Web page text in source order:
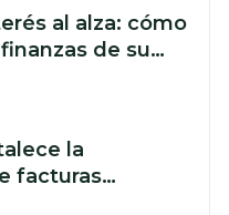
al alza: cómo
de su
la
facturas